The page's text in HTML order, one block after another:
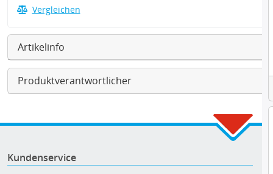
Vergleichen
Artikelinfo
Produktverantwortlicher
Kundenservice